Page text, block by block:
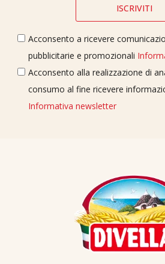
Acconsento a ricevere
pubblicitarie e promozionali
Acconsento alla realizzazione di
consumo al fine ricevere
Informativa newsletter